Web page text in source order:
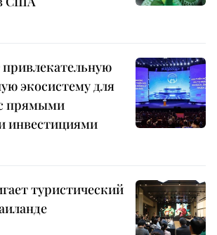
привлекательную
экосистему для
прямыми
инвестициями
туристический